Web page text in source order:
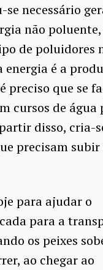
necessário
não
de poluidores
energia é a
preciso que se
cursos de água
disso, cria-
precisam subir
para ajudar o
para a
os peixes
ao chegar ao